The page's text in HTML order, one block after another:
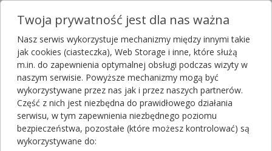
Kalendarz alergika: co pyli w
lipcu?
Publikacja: 2018-06-29 13:23 Aktualizacja: 2025-06-03 14:20
Lipiec to miesiąc odpoczynku i wakacyjnych wojaży. Niestety
dla alergików to także czas intensywnego pylenia traw i
Autor
Artykuł rekomendowany przez:
magister farmacji Bartłomiej Łuczyński
Twoja prywatność jest dla nas ważna
Nasz serwis wykorzystuje mechanizmy między innymi takie
jak cookies (ciasteczka), Web Storage i inne, które służą
m.in. do zapewnienia optymalnej obsługi podczas wizyty w
naszym serwisie. Powyższe mechanizmy mogą być
wykorzystywane przez nas jak i przez naszych partnerów.
Część z nich jest niezbędna do prawidłowego działania
serwisu, w tym zapewnienia niezbędnego poziomu
bezpieczeństwa, pozostałe (które możesz kontrolować) są
wykorzystywane do: